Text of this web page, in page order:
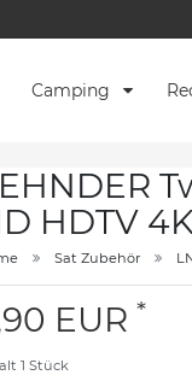
Camping
HDTV
Sat Zubehör
EUR *
1 Stück